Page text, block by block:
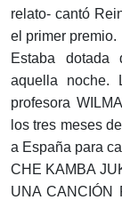
relato- cantó
el primer premio.
Estaba dotada
aquella noche.
profesora
los tres meses
a España para
CHE KAMBA
UNA CANCIÓN